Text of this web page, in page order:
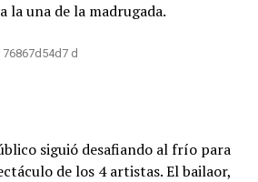
la una de la madrugada.
siguió desafiando al frío para
de los 4 artistas. El bailaor,